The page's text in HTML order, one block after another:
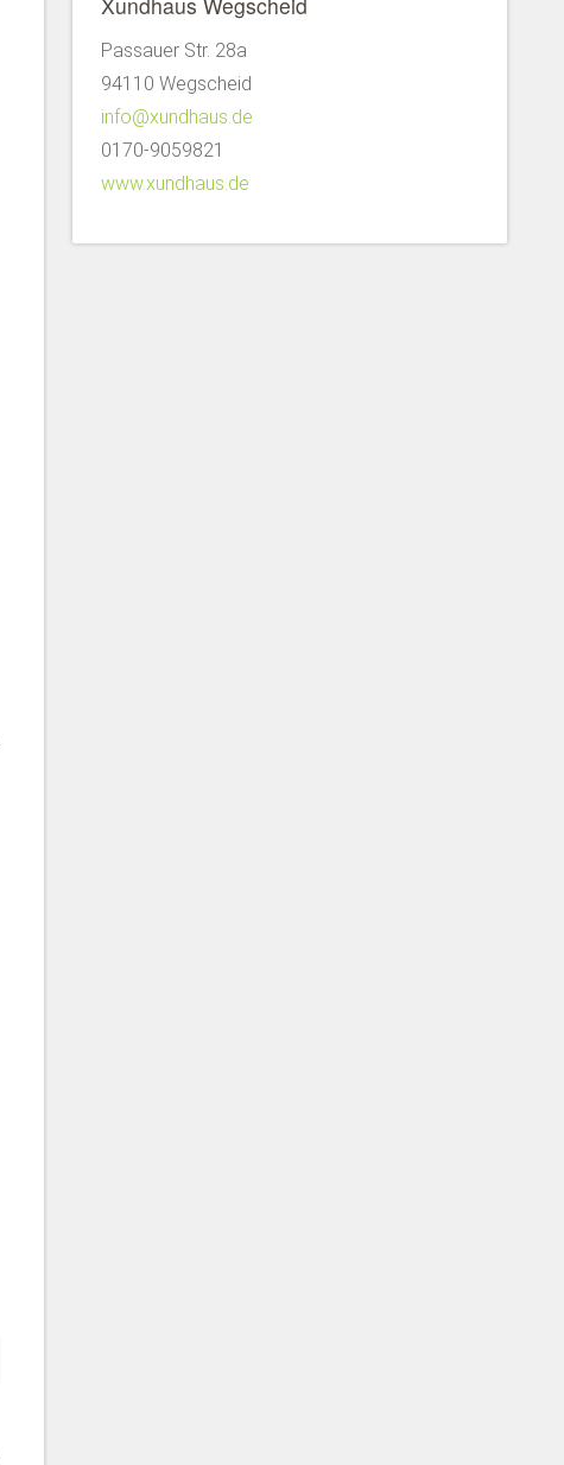
Passauer Str. 28a
94110 Wegscheid
info@xundhaus.de
0170-9059821
www.xundhaus.de